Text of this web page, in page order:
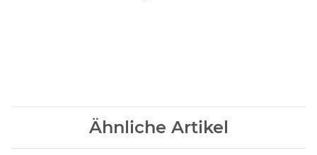
Ähnliche Artikel